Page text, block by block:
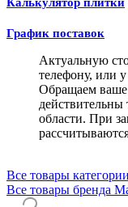
График поставок
Актуальную
телефону, или
Обращаем
действительны
области. При
Все товары категории
Все товары бренда